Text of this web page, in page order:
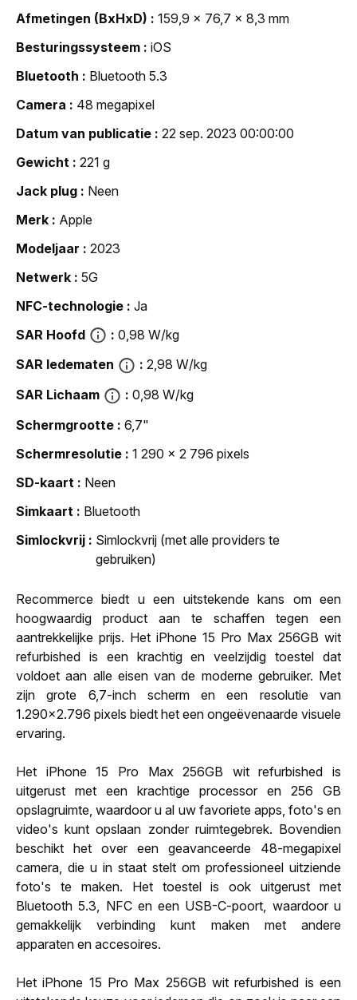
Afmetingen (BxHxD)
159,9 x 76,7 x 8,3 mm
Besturingssysteem
iOS
Bluetooth
Bluetooth 5.3
Camera
48 megapixel
Datum van publicatie
22 sep. 2023 00:00:00
Gewicht
221 g
Jack plug
Neen
Merk
Apple
Modeljaar
2023
Netwerk
5G
NFC-technologie
Ja
SAR Hoofd
0,98 W/kg
SAR ledematen
2,98 W/kg
SAR Lichaam
0,98 W/kg
Schermgrootte
6,7"
Schermresolutie
1 290 x 2 796 pixels
SD-kaart
Neen
Simkaart
Bluetooth
Simlockvrij
Simlockvrij (met alle providers te
gebruiken)
Recommerce biedt u een uitstekende kans om een
hoogwaardig product aan te schaffen tegen een
aantrekkelijke prijs. Het iPhone 15 Pro Max 256GB wit
refurbished is een krachtig en veelzijdig toestel dat
voldoet aan alle eisen van de moderne gebruiker. Met
zijn grote 6,7-inch scherm en een resolutie van
1.290x2.796 pixels biedt het een ongeëvenaarde visuele
ervaring.
Het iPhone 15 Pro Max 256GB wit refurbished is
uitgerust met een krachtige processor en 256 GB
opslagruimte, waardoor u al uw favoriete apps, foto's en
video's kunt opslaan zonder ruimtegebrek. Bovendien
beschikt het over een geavanceerde 48-megapixel
camera, die u in staat stelt om professioneel uitziende
foto's te maken. Het toestel is ook uitgerust met
Bluetooth 5.3, NFC en een USB-C-poort, waardoor u
gemakkelijk verbinding kunt maken met andere
apparaten en accesoires.
Het iPhone 15 Pro Max 256GB wit refurbished is een